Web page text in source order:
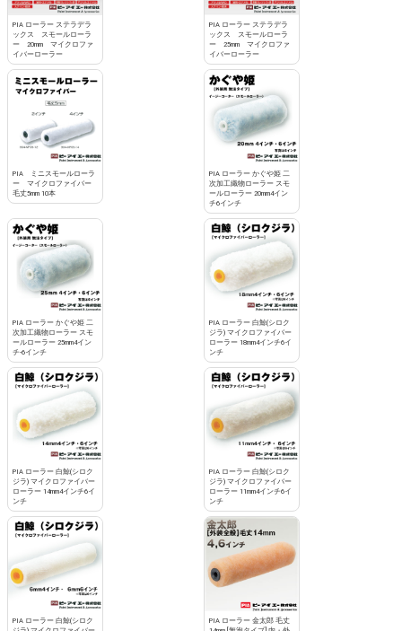
PIA ローラー ステラデラ
ックス スモールローラ
ー 20mm マイクロファ
イバーローラー
PIA ローラー ステラデラ
ックス スモールローラ
ー 25mm マイクロファ
イバーローラー
PIA ミニスモールローラ
ー マイクロファイバー
毛丈5mm 10本
PIA ローラー かぐや姫 二
次加工織物ローラー スモ
ールローラー 20mm4イン
チ6インチ
PIA ローラー かぐや姫 二
次加工織物ローラー スモ
ールローラー 25mm4イン
チ-6インチ
PIA ローラー 白鯨(シロク
ジラ) マイクロファイバー
ローラー 18mm4インチ6イ
ンチ
PIA ローラー 白鯨(シロク
ジラ) マイクロファイバー
ローラー 14mm4インチ6イ
ンチ
PIA ローラー 白鯨(シロク
ジラ) マイクロファイバー
ローラー 11mm4インチ6イ
ンチ
PIA ローラー 白鯨(シロク
PIA ローラー 金太郎 毛丈